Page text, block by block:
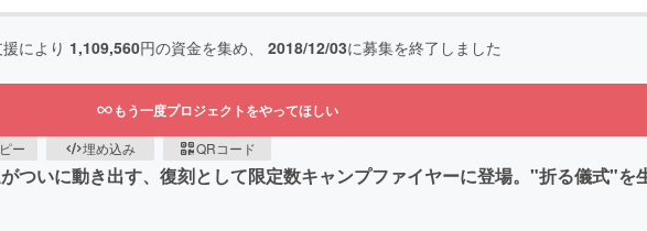
により 1,109,560円の資金を集め、 2018/12/03に募集を終了しました
もう一度プロジェクトをやってほしい
ー 埋め込み QRコード
いに動き出す、復刻として限定数キャンプファイヤーに登場。"折る儀式"を